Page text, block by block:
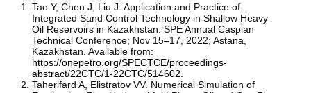
Tao Y, Chen J, Liu J. Application and Practice of
Integrated Sand Control Technology in Shallow Heavy
Oil Reservoirs in Kazakhstan. SPE Annual Caspian
Technical Conference; Nov 15–17, 2022; Astana,
Kazakhstan. Available from:
https://onepetro.org/SPECTCE/proceedings-
abstract/22CTC/1-22CTC/514602
Taherifard A, Elistratov VV. Numerical Simulation of